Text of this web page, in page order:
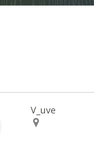
V_uve